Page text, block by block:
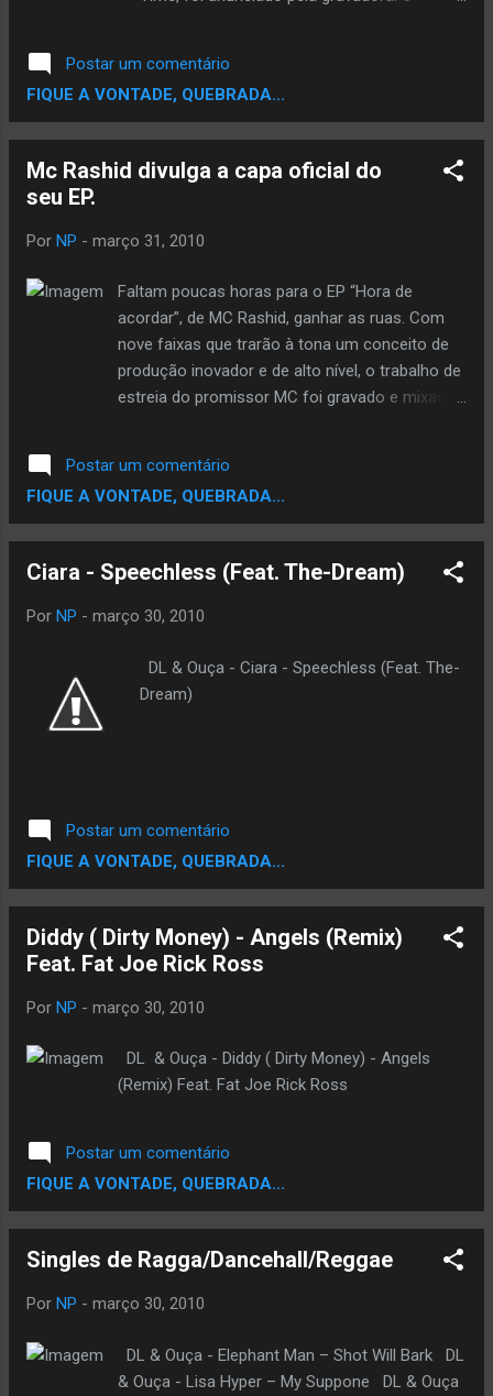
no...vários sucessos de Tupac Shakur, entre eles:
I Ain’t Mad At Cha , Picture Me Rollin e
Heaven Aint Hard to 2 Find . It’s About Time
abaixo o vídeo de I Ain’t Mad At Cha. A faixa,
foi lançada como o quarto single do multi-
Muitos consideram esse trabalho como o
maior álbum de rap de todos os tempos. By
Central do Rap
Postar um comentário
FIQUE A VONTADE, QUEBRADA...
Mc Rashid divulga a capa oficial do
seu EP.
Por NP - março 31, 2010
Faltam poucas horas para o EP “Hora de
acordar”, de MC Rashid, ganhar as ruas. Com
nove faixas que trarão à tona um conceito de
produção inovador e de alto nível, o trabalho de
estreia do promissor MC foi gravado e mixado
completados há pouco mais de uma semana,
Rashid esbanja maturidade neste trabalho, que
promete fazer muito barulho junto aos fãs,
ótimas poesias aliadas a uma musicalidade
ímpar. Interessados em adquirir este trabalho,
para esta quarta-feira (31/3), podem entrar em
contato através do e-mail
Postar um comentário
FIQUE A VONTADE, QUEBRADA...
Ciara - Speechless (Feat. The-Dream)
Por NP - março 30, 2010
DL & Ouça - Ciara - Speechless (Feat. The-
Dream)
Postar um comentário
FIQUE A VONTADE, QUEBRADA...
Diddy ( Dirty Money) - Angels (Remix)
Feat. Fat Joe Rick Ross
Por NP - março 30, 2010
DL & Ouça - Diddy ( Dirty Money) - Angels
(Remix) Feat. Fat Joe Rick Ross
Postar um comentário
FIQUE A VONTADE, QUEBRADA...
Singles de Ragga/Dancehall/Reggae
Por NP - março 30, 2010
DL & Ouça - Elephant Man – Shot Will Bark DL
& Ouça - Lisa Hyper – My Suppone DL & Ouça